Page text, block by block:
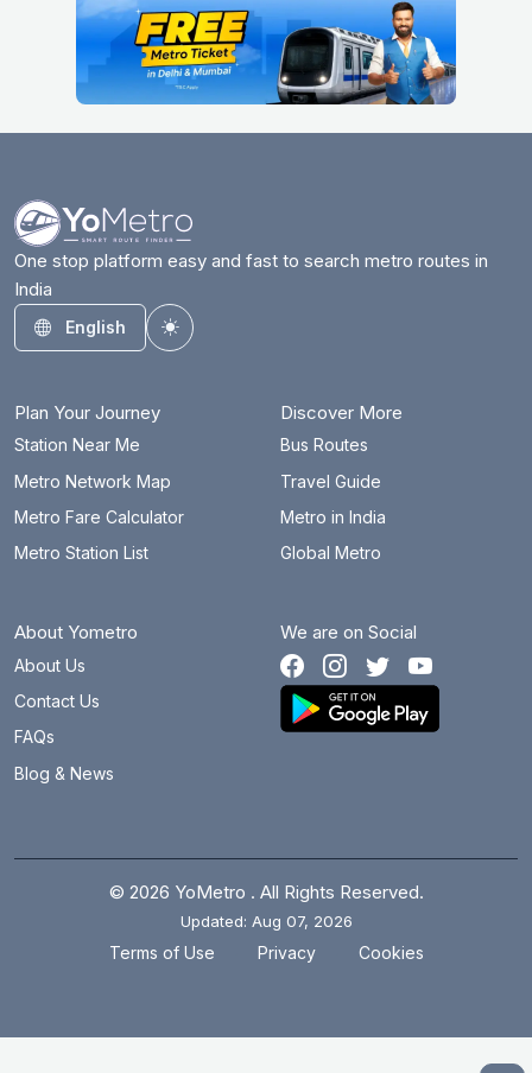
One stop platform easy and fast to search metro routes in
India
English
Toggle theme
Plan Your Journey
Station Near Me
Metro Network Map
Metro Fare Calculator
Metro Station List
Discover More
Bus Routes
Travel Guide
Metro in India
Global Metro
About Yometro
About Us
Contact Us
FAQs
Blog & News
We are on Social
© 2026 YoMetro . All Rights Reserved.
Updated: Aug 07, 2026
Terms of Use Privacy Cookies